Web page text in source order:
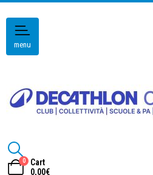
menu
0
Cart
0,00€